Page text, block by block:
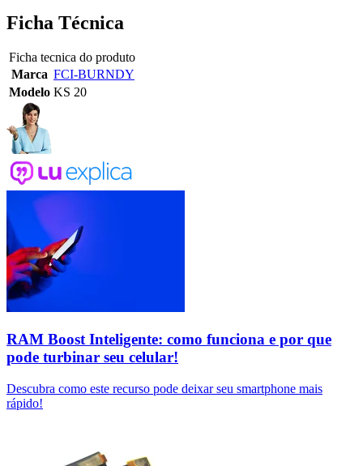
Ficha Técnica
Ficha tecnica do produto
Marca FCI-BURNDY
Modelo KS 20
RAM Boost Inteligente: como funciona e por que
pode turbinar seu celular!
Descubra como este recurso pode deixar seu smartphone mais
rápido!